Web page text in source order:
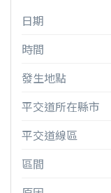
日期
時間
發生地點
平交道所在縣市
平交道線區
區間